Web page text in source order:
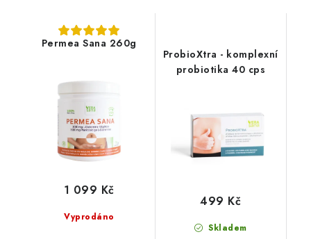
Permea Sana 260g
Vyprodáno
1 099 Kč
ProbioXtra - komplexní
probiotika 40 cps
Skladem
499 Kč